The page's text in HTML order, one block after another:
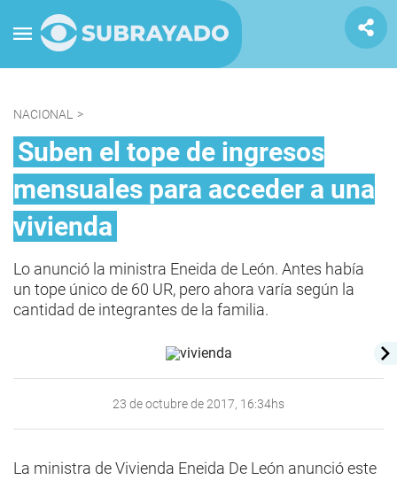
NACIONAL >
Suben el tope de ingresos
mensuales para acceder a una
vivienda
Lo anunció la ministra Eneida de León. Antes había
un tope único de 60 UR, pero ahora varía según la
cantidad de integrantes de la familia.
23 de octubre de 2017, 16:34hs
La ministra de Vivienda Eneida De León anunció este